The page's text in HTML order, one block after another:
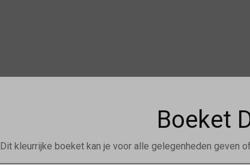
Boeket
Dit kleurrijke boeket kan je voor alle gelegenheden geven